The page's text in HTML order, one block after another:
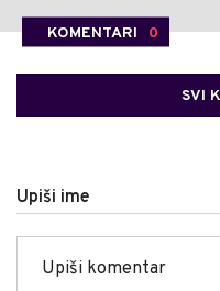
KOMENTARI 0
SVI
Upiši ime